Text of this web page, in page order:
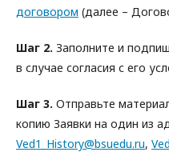
договором (далее –
Шаг 2. Заполните и
в случае согласия с его
Шаг 3. Отправьте
копию Заявки на один из
Ved1_History@bsuedu.ru,